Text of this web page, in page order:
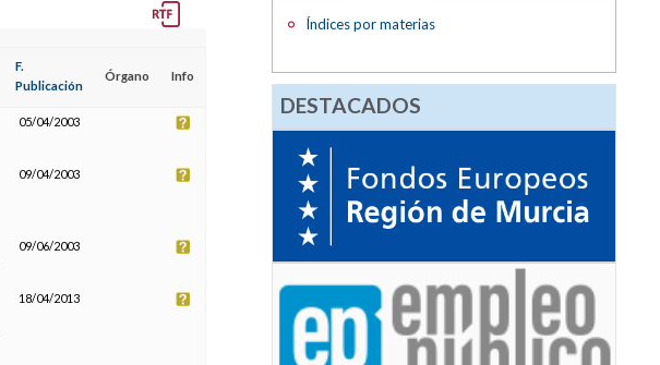
F.
Publicación
Órgano Info
05/04/2003
09/04/2003
09/06/2003
18/04/2013
Índices por materias
DESTACADOS